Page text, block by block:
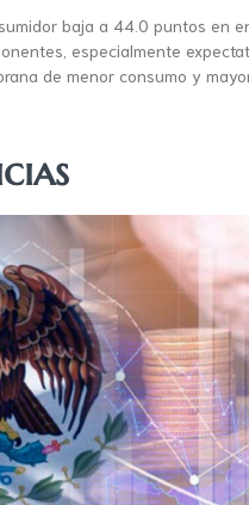
baja a 44.0 puntos en
especialmente
de menor consumo y